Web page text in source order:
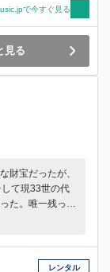
で今すぐ見る
見る
財宝だったが、
て現33世の代
た。唯一残った
えない。そこで
レンタル